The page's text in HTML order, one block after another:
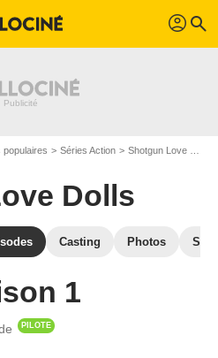
profil search
populaires Séries Action Shotgun Love Dolls
Dolls
Casting Photos
1
PILOTE